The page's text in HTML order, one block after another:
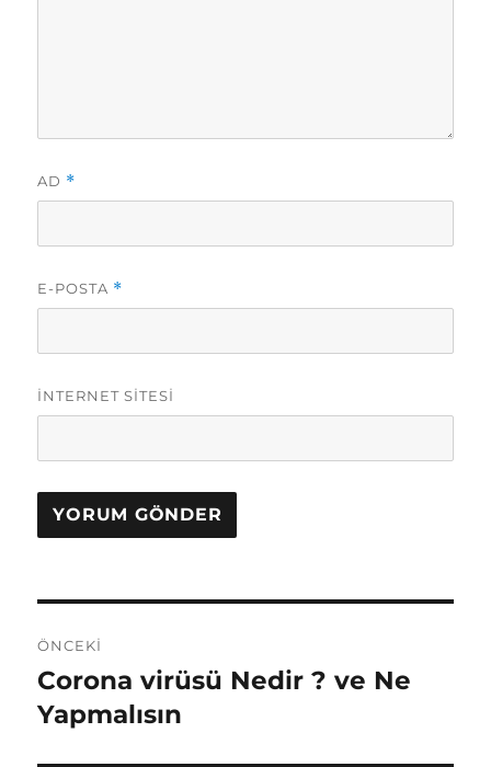
AD *
E-POSTA *
İNTERNET SITESI
a
z
ÖNCEKI
Ö
n
Corona virüsü Nedir ? ve Ne
Yapmalısın